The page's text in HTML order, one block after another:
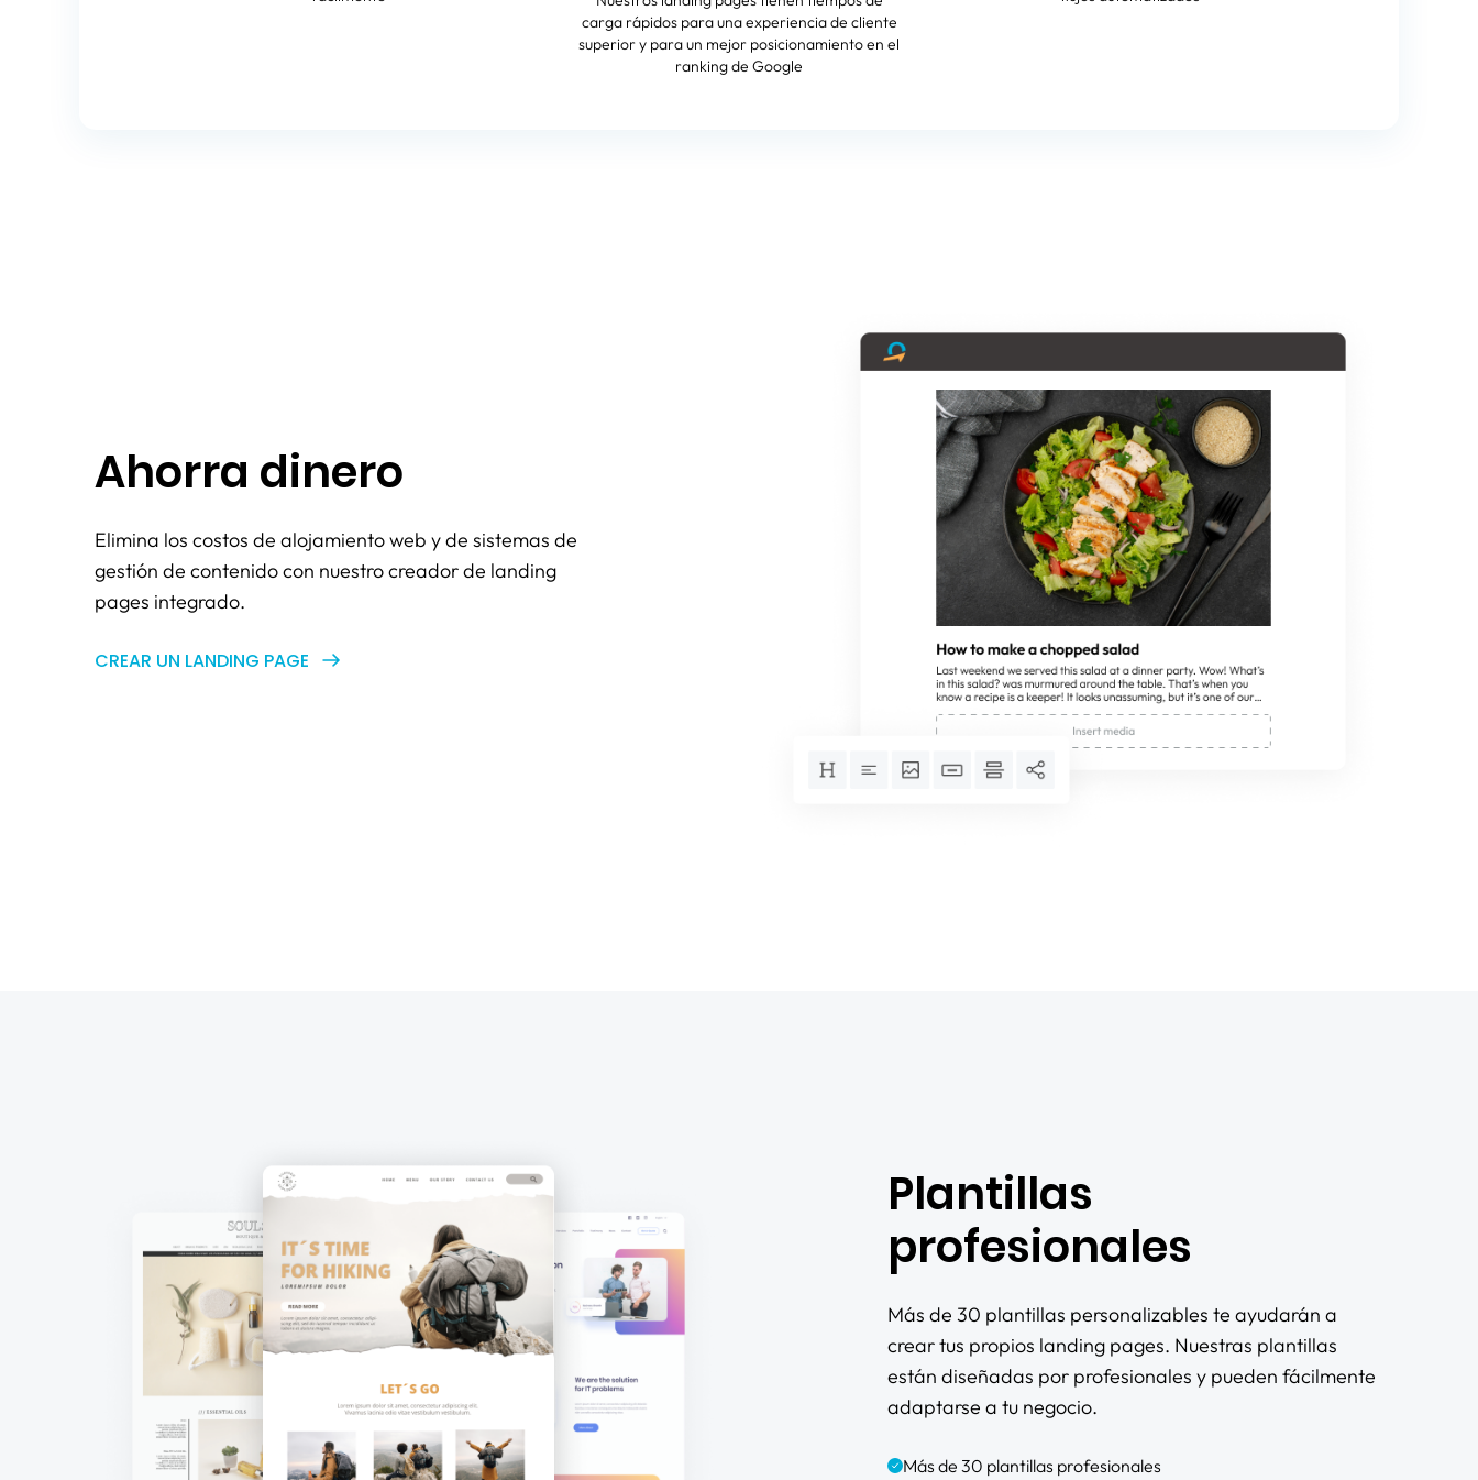
carga rápidos para una experiencia de cliente
superior y para un mejor posicionamiento en el
ranking de Google
Ahorra dinero
Elimina los costos de alojamiento web y de sistemas de
gestión de contenido con nuestro creador de landing
pages integrado.
CREAR UN LANDING PAGE
Plantillas
profesionales
Más de 30 plantillas personalizables te ayudarán a
crear tus propios landing pages. Nuestras plantillas
están diseñadas por profesionales y pueden fácilmente
adaptarse a tu negocio.
Más de 30 plantillas profesionales